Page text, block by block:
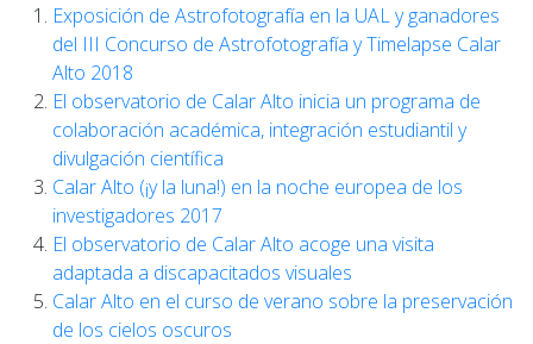
Exposición de Astrofotografía en la UAL y ganadores
del III Concurso de Astrofotografía y Timelapse Calar
Alto 2018
El observatorio de Calar Alto inicia un programa de
colaboración académica, integración estudiantil y
divulgación científica
Calar Alto (¡y la luna!) en la noche europea de los
investigadores 2017
El observatorio de Calar Alto acoge una visita
adaptada a discapacitados visuales
Calar Alto en el curso de verano sobre la preservación
de los cielos oscuros